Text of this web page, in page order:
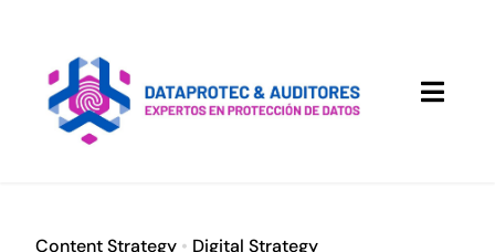
contenido
Toggle
Implantación páginas WEB
Content Strategy• Digital Strategy